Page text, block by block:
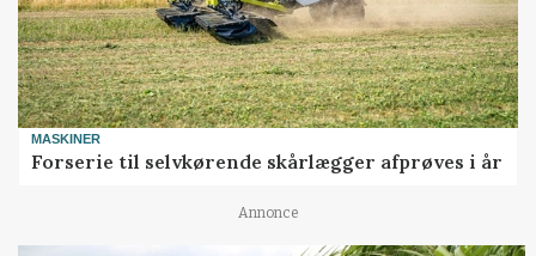
MASKINER
Forserie til selvkørende skårlægger afprøves i år
Annonce